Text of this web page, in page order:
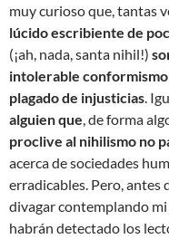
muy curioso que, tantas
lúcido escribiente de
(¡ah, nada, santa nihil!)
intolerable
plagado de injusticias.
alguien que, de forma
proclive al nihilismo no
acerca de sociedades
erradicables. Pero, antes
divagar contemplando
habrán detectado los